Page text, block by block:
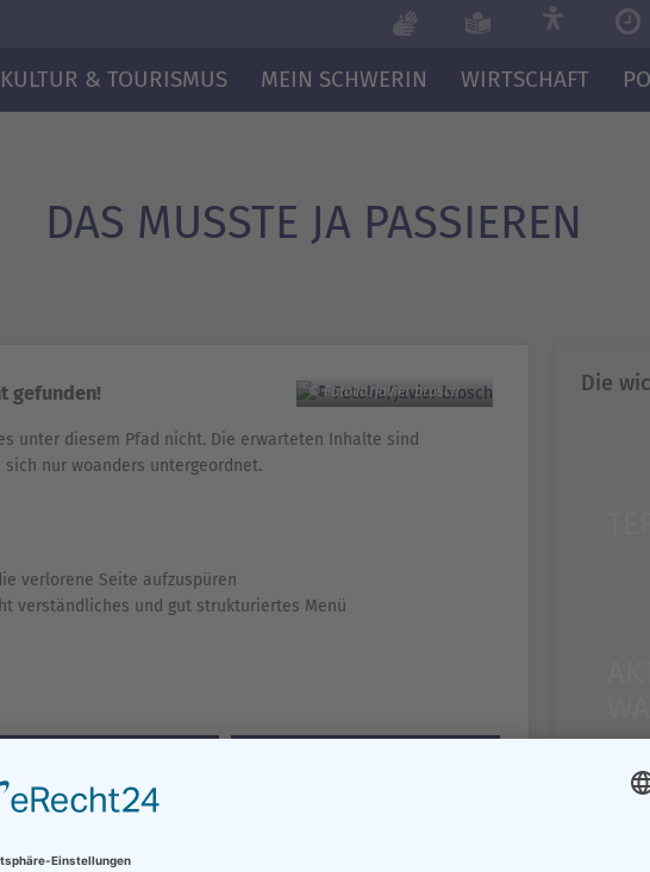
KULTUR & TOURISMUS MEIN SCHWERIN WIRTSCHAFT
DAS MUSSTE JA PASSIEREN
© Fotolia/javier brosch
gefunden!
unter diesem Pfad nicht. Die erwarteten Inhalte sind
nur woanders untergeordnet.
verlorene Seite aufzuspüren
verständliches und gut strukturiertes Menü
Die